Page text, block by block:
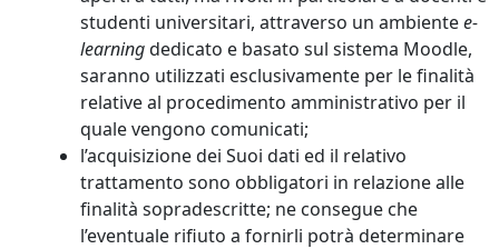
studenti universitari, attraverso un ambientee-
learningdedicato e basato sul sistema Moodle,
saranno utilizzati esclusivamente per le finalità
relative al procedimento amministrativo per il
quale vengono comunicati;
l’acquisizione dei Suoi dati ed il relativo
trattamento sono obbligatori in relazione alle
finalità sopradescritte; ne consegue che
l’eventuale rifiuto a fornirli potrà determinare